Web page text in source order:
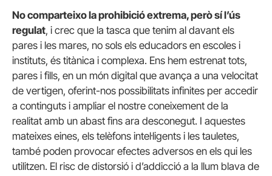
No comparteixo la prohibició extrema, però sí l’ús
regulat, i crec que la tasca que tenim al davant els
pares i les mares, no sols els educadors en escoles i
instituts, és titànica i complexa. Ens hem estrenat tots,
pares i fills, en un món digital que avança a una velocitat
de vertigen, oferint-nos possibilitats infinites per accedir
a continguts i ampliar el nostre coneixement de la
realitat amb un abast fins ara desconegut. I aquestes
mateixes eines, els telèfons intel·ligents i les tauletes,
també poden provocar efectes adversos en els qui les
utilitzen. El risc de distorsió i d’addicció a la llum blava de